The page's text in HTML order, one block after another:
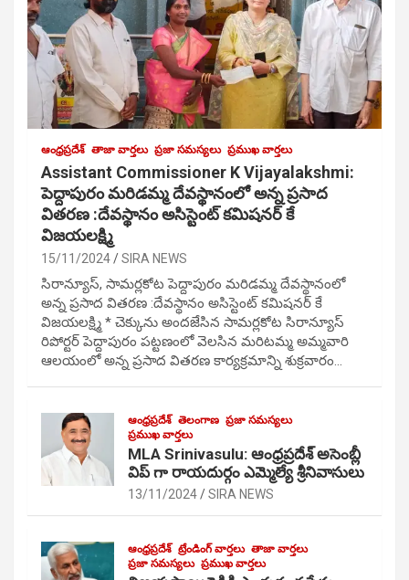
ఆంధ్రప్రదేశ్ తాజా వార్తలు ప్రజా సమస్యలు ప్రముఖ వార్తలు
Assistant Commissioner K Vijayalakshmi:
పెద్దాపురం మరిడమ్మ దేవస్థానంలో అన్న ప్రసాద
వితరణ :దేవస్థానం అసిస్టెంట్ కమిషనర్ కే
విజయలక్ష్మి
15/11/2024 SIRA NEWS
సిరాన్యూస్, సామర్లకోట పెద్దాపురం మరిడమ్మ దేవస్థానంలో
అన్న ప్రసాద వితరణ :దేవస్థానం అసిస్టెంట్ కమిషనర్ కే
విజయలక్ష్మి * చెక్కును అందజేసిన సామర్లకోట సిరాన్యూస్
రిపోర్టర్ పెద్దాపురం పట్టణంలో వెలసిన మరిటమ్మ అమ్మవారి
ఆలయంలో అన్న ప్రసాద వితరణ కార్యక్రమాన్ని శుక్రవారం…
ఆంధ్రప్రదేశ్ తెలంగాణ ప్రజా సమస్యలు
ప్రముఖ వార్తలు
MLA Srinivasulu: ఆంధ్రప్రదేశ్ అసెంబ్లీ
విప్ గా రాయదుర్గం ఎమ్మెల్యే శ్రీనివాసులు
13/11/2024 SIRA NEWS
ఆంధ్రప్రదేశ్ ట్రేండింగ్ వార్తలు తాజా వార్తలు
ప్రజా సమస్యలు ప్రముఖ వార్తలు